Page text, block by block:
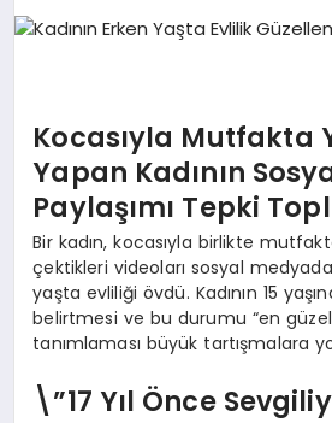
MAGAZIN
KRIPTO PARA
GEZI & SEYAHAT
Kocasıyla Mutfakta
Yapan Kadının
Paylaşımı Tepki
Bir kadın, kocasıyla birlikte
çektikleri videoları sosyal
yaşta evliliği övdü. Kadının 15
belirtmesi ve bu durumu “en güzel
tanımlaması büyük tartışmalara
\”17 Yıl Önce